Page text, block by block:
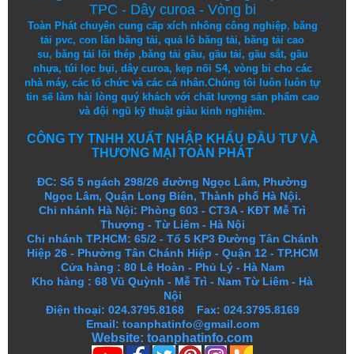
TPC - Dây curoa- Vòng bi
Toàn Phát chuyên cung cấp xích nhông công nghiệp, băng
tải pvc,con lăn băng tải,quả lô băng tải, băng tải cao
su, băng tải lõi thép, băng tải gầu, gầu tải, gầu sắt, gầu
nhựa, túi lọc bụi, dây curoa, kẹp nối S4, vòng bi cho các
nhà máy, các tổ chức và các cá nhân.Chúng tôi luôn luôn tự
tin sẽ làm hài lòng quý khách với chất lượng sảnphẩm cao
vàđội ngũ kỹ thuậtgiàu kinh nghiệm.
CÔNG TY TNHH XUẤT NHẬP KHẨU ĐẦU TƯ VÀ
THƯƠNG MẠI TOÀN PHÁT
ĐC: Số 5 ngách 298/26 đường Ngọc Lâm, Phường
Ngọc Lâm, Quận Long Biên, Thành phố Hà Nội.
Chi nhánh Hà Nội: Phòng 603 - CT3A - KĐT Mễ Trì
Thượng - Từ Liêm - Hà Nội
Chi nhánh TP.HCM: 65/2 - Tổ 5 KP3 Đường Tân Chánh
Hiệp 26 - Phường Tân Chánh Hiệp - Quận 12 - TP.HCM
Cửa hàng : 80 Lê Hoàn - Phủ Lý - Hà Nam
Kho hàng :68 Vũ Quỳnh - Mễ Trì - Nam Từ Liêm - Hà
Nội
Điện thoại: 024.3795.8168 Fax: 024.3795.8169
Email: toanphatinfo@gmail.com
Website: toanphatinfo.com